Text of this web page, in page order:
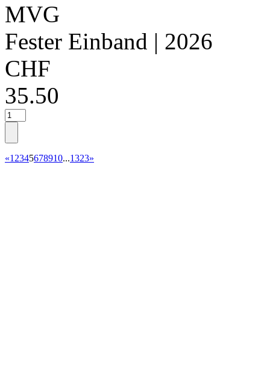
MVG
Fester Einband | 2026
CHF
35.50
«1 2345678910...1323»